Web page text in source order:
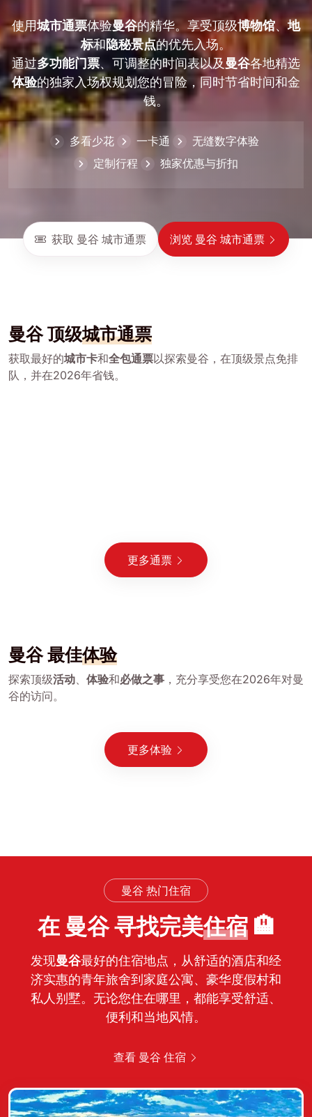
使用城市通票体验曼谷的精华。享受顶级博物馆、地
标和隐秘景点的优先入场。
通过多功能门票、可调整的时间表以及曼谷各地精选
体验的独家入场权规划您的冒险，同时节省时间和金
钱。
多看少花 一卡通
无缝数字体验
定制行程
独家优惠与折扣
获取 曼谷 城市通票 浏览 曼谷 城市通票
曼谷 顶级城市通票
获取最好的城市卡和全包通票以探索曼谷，在顶级景点免排
队，并在2026年省钱。
更多通票
曼谷 最佳体验
探索顶级活动、 体验和必做之事 ，充分享受您在2026年对曼
谷的访问。
更多体验
曼谷 热门住宿
在 曼谷 寻找完美住宿🏨
发现曼谷最好的住宿地点，从舒适的酒店和经
济实惠的青年旅舍到家庭公寓、豪华度假村和
私人别墅。无论您住在哪里，都能享受舒适、
便利和当地风情。
查看 曼谷 住宿